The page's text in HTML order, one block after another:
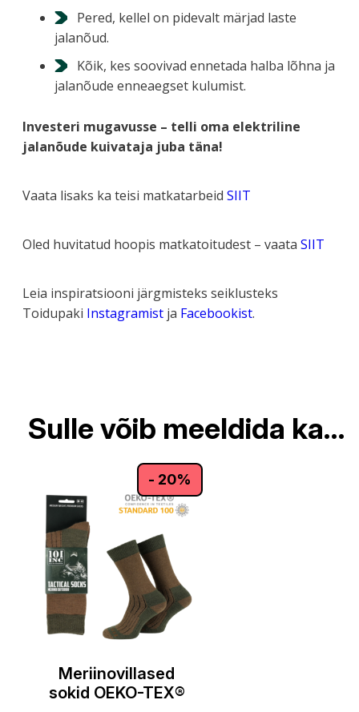
Pered, kellel on pidevalt märjad laste
jalanõud.
Kõik, kes soovivad ennetada halba lõhna ja
jalanõude enneaegset kulumist.
Investeri mugavusse – telli oma elektriline
jalanõude kuivataja juba täna!
Vaata lisaks ka teisi matkatarbeid SIIT
Oled huvitatud hoopis matkatoitudest – vaata SIIT
Leia inspiratsiooni järgmisteks seiklusteks
Toidupaki Instagramist ja Facebookist.
Sulle võib meeldida ka…
- 20%
Meriinovillased
sokid OEKO-TEX®